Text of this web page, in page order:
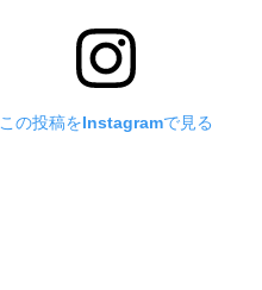
この投稿をInstagramで見る